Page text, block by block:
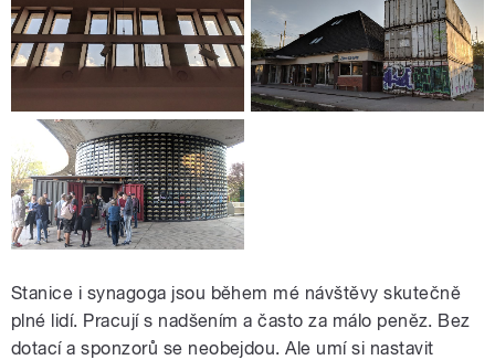
Stanice i synagoga jsou během mé návštěvy skutečně
plné lidí. Pracují s nadšením a často za málo peněz. Bez
dotací a sponzorů se neobejdou. Ale umí si nastavit